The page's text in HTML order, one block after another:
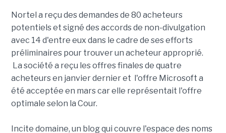
Nortel a reçu des demandes de 80 acheteurs
potentiels et signé des accords de non-divulgation
avec 14 d'entre eux dans le cadre de ses efforts
préliminaires pour trouver un acheteur approprié.
La société a reçu les offres finales de quatre
acheteurs en janvier dernier et l'offre Microsoft a
été acceptée en mars car elle représentait l'offre
optimale selon la Cour.
Incite domaine, un blog qui couvre l'espace des noms